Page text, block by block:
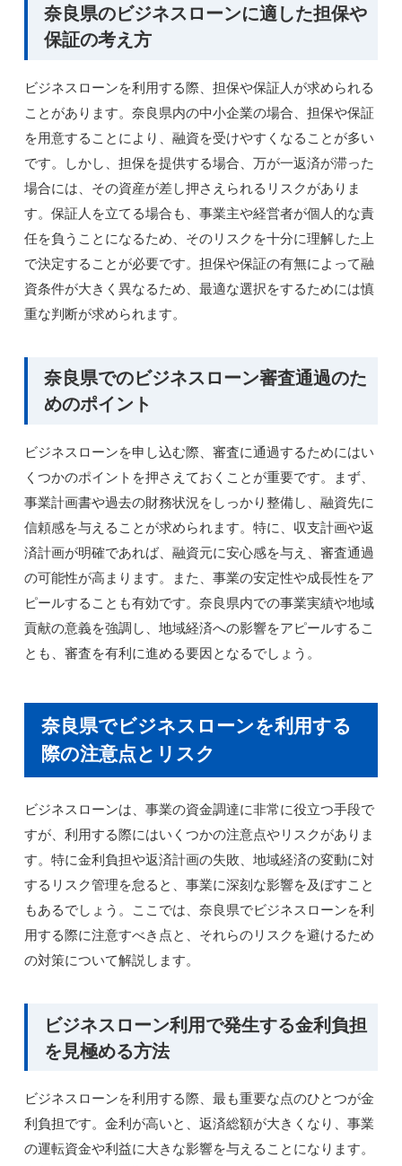
奈良県のビジネスローンに適した担保や
保証の考え方
ビジネスローンを利用する際、担保や保証人が求められる
ことがあります。奈良県内の中小企業の場合、担保や保証
を用意することにより、融資を受けやすくなることが多い
です。しかし、担保を提供する場合、万が一返済が滞った
場合には、その資産が差し押さえられるリスクがありま
す。保証人を立てる場合も、事業主や経営者が個人的な責
任を負うことになるため、そのリスクを十分に理解した上
で決定することが必要です。担保や保証の有無によって融
資条件が大きく異なるため、最適な選択をするためには慎
重な判断が求められます。
奈良県でのビジネスローン審査通過のた
めのポイント
ビジネスローンを申し込む際、審査に通過するためにはい
くつかのポイントを押さえておくことが重要です。まず、
事業計画書や過去の財務状況をしっかり整備し、融資先に
信頼感を与えることが求められます。特に、収支計画や返
済計画が明確であれば、融資元に安心感を与え、審査通過
の可能性が高まります。また、事業の安定性や成長性をア
ピールすることも有効です。奈良県内での事業実績や地域
貢献の意義を強調し、地域経済への影響をアピールするこ
とも、審査を有利に進める要因となるでしょう。
奈良県でビジネスローンを利用する
際の注意点とリスク
ビジネスローンは、事業の資金調達に非常に役立つ手段で
すが、利用する際にはいくつかの注意点やリスクがありま
す。特に金利負担や返済計画の失敗、地域経済の変動に対
するリスク管理を怠ると、事業に深刻な影響を及ぼすこと
もあるでしょう。ここでは、奈良県でビジネスローンを利
用する際に注意すべき点と、それらのリスクを避けるため
の対策について解説します。
ビジネスローン利用で発生する金利負担
を見極める方法
ビジネスローンを利用する際、最も重要な点のひとつが金
利負担です。金利が高いと、返済総額が大きくなり、事業
の運転資金や利益に大きな影響を与えることになります。